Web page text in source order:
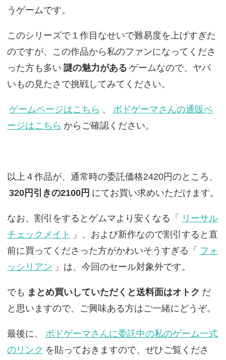
うゲームです。
このシリーズで１作目なせいで難易度を上げすぎた
のですが、この作品から私のファンになってくださ
った方も多い 謎の魅力がある ゲームなので、ヤバ
いもの見たさで挑戦してみてください。
ゲームページはこちら 、
ボドゲーマさんの通販ペ
ージはこちら からご確認ください。
以上４作品が、通常時の委託価格2420円のところ、
320円引きの2100円 にてお買い求めいただけます。
なお、割引をするとゲムマより安くなる「
リーサル
チェックメイト
」、および新作なので割引すると直
前に買ってくださった方がかわいそうすぎる「 フォ
ッシリアン 」は、今回のセール対象外です。
でも まとめ買いしていただくと送料面はオトク だ
と思いますので、ご興味ある方はご一緒にどうぞ。
最後に、
ボドゲーマさんに委託中の私のゲーム一式
のリンク を貼っておきますので、ぜひご覧くださ